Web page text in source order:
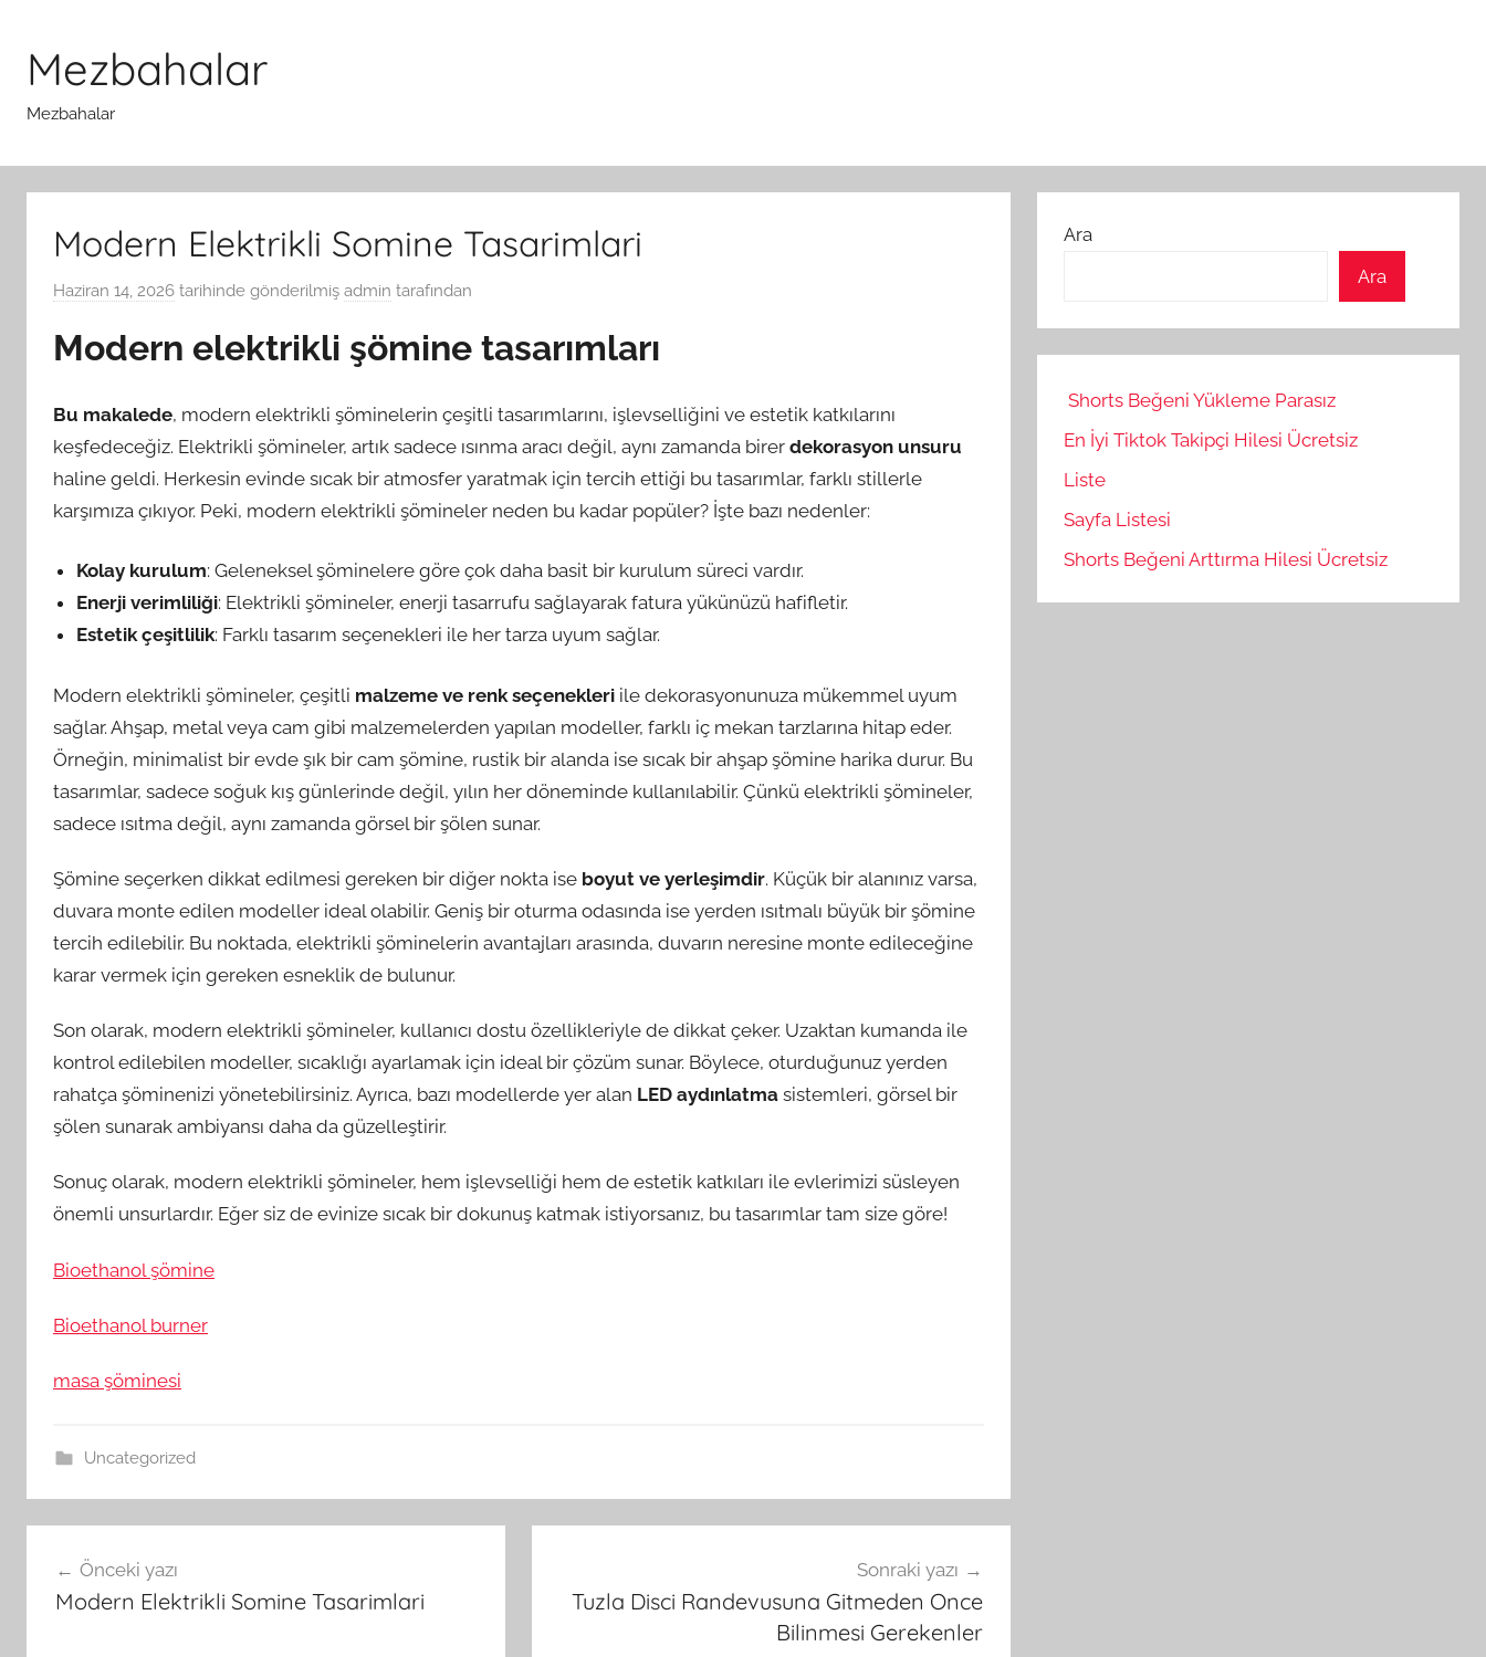
Mezbahalar
Mezbahalar
Modern Elektrikli Somine Tasarimlari
Haziran 14, 2026 tarihinde gönderilmiş admin tarafından
Modern elektrikli şömine tasarımları
Bu makalede, modern elektrikli şöminelerin çeşitli tasarımlarını, işlevselliğini ve estetik katkılarını
keşfedeceğiz. Elektrikli şömineler, artık sadece ısınma aracı değil, aynı zamanda birer dekorasyon unsuru
haline geldi. Herkesin evinde sıcak bir atmosfer yaratmak için tercih ettiği bu tasarımlar, farklı stillerle
karşımıza çıkıyor. Peki, modern elektrikli şömineler neden bu kadar popüler? İşte bazı nedenler:
Kolay kurulum: Geleneksel şöminelere göre çok daha basit bir kurulum süreci vardır.
Enerji verimliliği: Elektrikli şömineler, enerji tasarrufu sağlayarak fatura yükünüzü hafifletir.
Estetik çeşitlilik: Farklı tasarım seçenekleri ile her tarza uyum sağlar.
Modern elektrikli şömineler, çeşitli malzeme ve renk seçenekleri ile dekorasyonunuza mükemmel uyum
sağlar. Ahşap, metal veya cam gibi malzemelerden yapılan modeller, farklı iç mekan tarzlarına hitap eder.
Örneğin, minimalist bir evde şık bir cam şömine, rustik bir alanda ise sıcak bir ahşap şömine harika durur. Bu
tasarımlar, sadece soğuk kış günlerinde değil, yılın her döneminde kullanılabilir. Çünkü elektrikli şömineler,
sadece ısıtma değil, aynı zamanda görsel bir şölen sunar.
Şömine seçerken dikkat edilmesi gereken bir diğer nokta ise boyut ve yerleşimdir. Küçük bir alanınız varsa,
duvara monte edilen modeller ideal olabilir. Geniş bir oturma odasında ise yerden ısıtmalı büyük bir şömine
tercih edilebilir. Bu noktada, elektrikli şöminelerin avantajları arasında, duvarın neresine monte edileceğine
karar vermek için gereken esneklik de bulunur.
Son olarak, modern elektrikli şömineler, kullanıcı dostu özellikleriyle de dikkat çeker. Uzaktan kumanda ile
kontrol edilebilen modeller, sıcaklığı ayarlamak için ideal bir çözüm sunar. Böylece, oturduğunuz yerden
rahatça şöminenizi yönetebilirsiniz. Ayrıca, bazı modellerde yer alan LED aydınlatma sistemleri, görsel bir
şölen sunarak ambiyansı daha da güzelleştirir.
Sonuç olarak, modern elektrikli şömineler, hem işlevselliği hem de estetik katkıları ile evlerimizi süsleyen
önemli unsurlardır. Eğer siz de evinize sıcak bir dokunuş katmak istiyorsanız, bu tasarımlar tam size göre!
Bioethanol şömine
Bioethanol burner
masa şöminesi
Uncategorized
gezinmesi
Önceki yazı
Modern Elektrikli Somine Tasarimlari
Sonraki yazı
Tuzla Disci Randevusuna Gitmeden Once
Bilinmesi Gerekenler
Ara
Ara
Shorts Beğeni Yükleme Parasız
En İyi Tiktok Takipçi Hilesi Ücretsiz
Liste
Sayfa Listesi
Shorts Beğeni Arttırma Hilesi Ücretsiz